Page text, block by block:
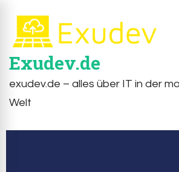
Exudev.de
exudev.de – alles über IT in der
Welt